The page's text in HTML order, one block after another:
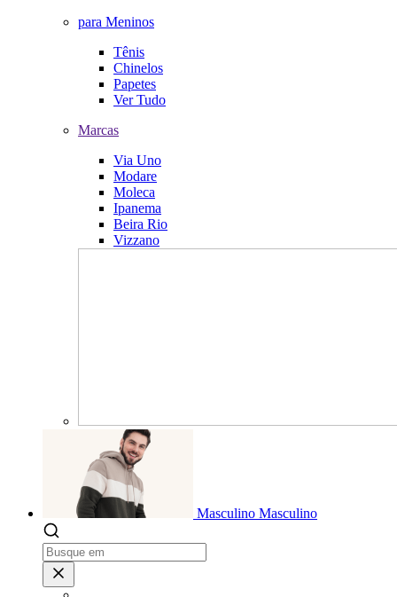
para Meninos
Tênis
Chinelos
Papetes
Ver Tudo
Marcas
Via Uno
Modare
Moleca
Ipanema
Beira Rio
Vizzano
Masculino Masculino